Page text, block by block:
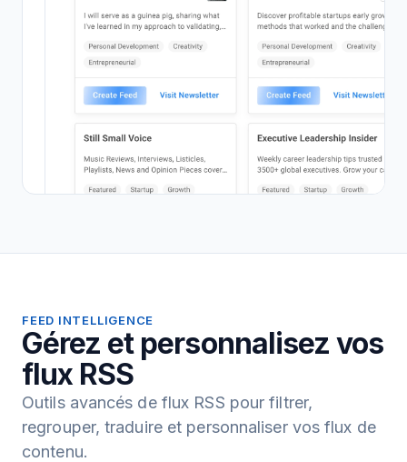
FEED INTELLIGENCE
Gérez et personnalisez vos
flux RSS
Outils avancés de flux RSS pour filtrer,
regrouper, traduire et personnaliser vos flux de
contenu.